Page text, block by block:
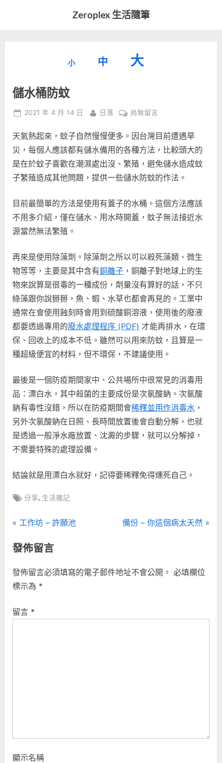
Zeroplex 生活隨筆
發
事
小
小。
中
重
型
大
小。
大
字
型
大
小。
儲水桶防蚊
Posted
2021 年 4 月 14 日 By
日落
在
水
桶
防
蚊〉
中
尚無留言
天氣熱起來，蚊子自然慢慢便多。因台灣目前遭遇旱
災，每個人應該都有儲水備用的各種方法，比較頭大的
是在於蚊子喜歡在潮濕處出沒、繁殖，避免儲水造成蚊
子繁殖造成其他問題，提供一些儲水防蚊的作法。
目前最簡單的方法是使用有蓋子的水桶。這個方法應該
不用多介紹，僅在儲水、用水時開蓋，蚊子無法接近水
源當然無法繁殖。
再來是使用除藻劑。除藻劑之所以可以殺死藻類、微生
物等等，主要是其中含有銅離子 ，銅離子對地球上的生
物來說算是很毒的一種成份，劑量沒有算好的話，不只
綠藻跟你說掰掰，魚、蝦、水草也都會再見的。工業中
通常在會使用蝕刻時會用到硫酸銅溶液，使用後的廢液
都要透過專用的廢水處理程序 (PDF) 才能再排水，在環
保、回收上的成本不低。雖然可以用來防蚊，且算是一
種超級便宜的材料，但不環保，不建議使用。
最後是一個防疫期間家中、公共場所中很常見的消毒用
品：漂白水，其中殺菌的主要成份是次氯酸鈉。次氯酸
鈉有毒性沒錯，所以在防疫期間會稀釋並用作消毒水 ，
另外次氯酸鈉在日照、長時間放置後會自動分解，也就
是透過一般淨水廠放置、沈澱的步驟，就可以分解掉，
不需要特殊的處理設備。
結論就是用漂白水就好，記得要稀釋免得燻死自己。
Tags:
分享, 生活雜記
文
章
導
覽
P
e
i
o
s
工作坊 – 許願池
N
P
t
備份 – 你這個病太天然
發佈留言
發佈留言必須填寫的電子郵件地址不會公開。 必填欄位
標示為 *
留言 *
顯示名稱